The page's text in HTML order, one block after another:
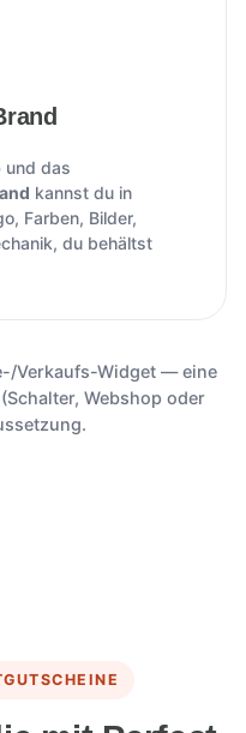
und das
kannst du in
Farben, Bilder,
du behältst
Verkaufs-Widget — eine
Webshop oder